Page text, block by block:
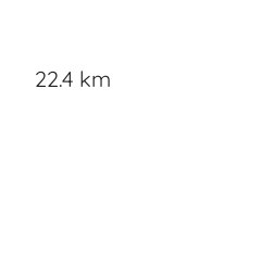
22.4 km